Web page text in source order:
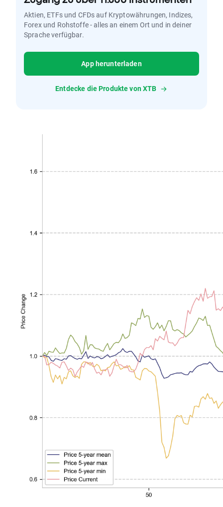
Aktien, ETFs und CFDs auf Kryptowährungen, Indizes,
Forex und Rohstoffe - alles an einem Ort und in deiner
Sprache verfügbar.
App herunterladen
Entdecke die Produkte von XTB